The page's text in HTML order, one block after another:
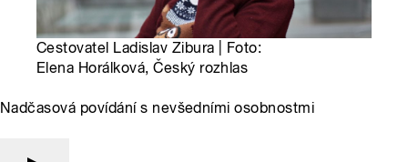
Cestovatel Ladislav Zibura | Foto:
Elena Horálková, Český rozhlas
Nadčasová povídání s nevšedními osobnostmi